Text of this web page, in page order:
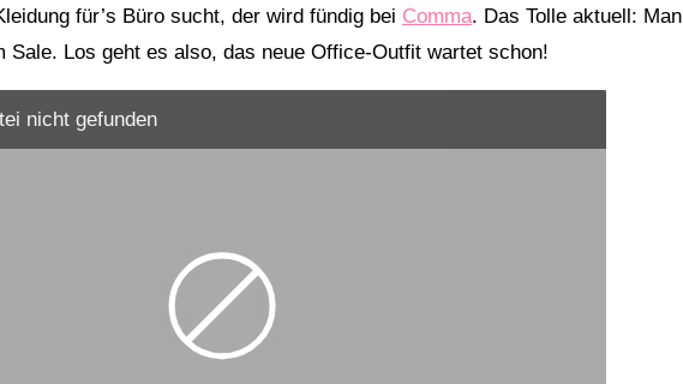
für’s Büro sucht, der wird fündig bei Comma. Das Tolle aktuell: Man
Sale. Los geht es also, das neue Office-Outfit wartet schon!
nicht gefunden